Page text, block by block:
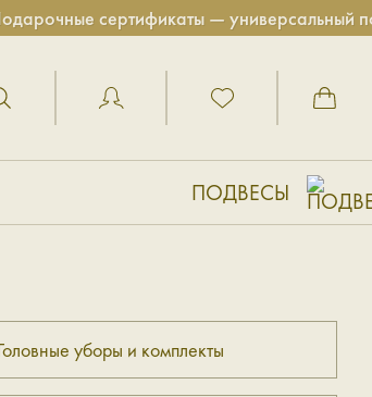
сертификаты — универсальный
ПОДВЕСЫ
уборы и комплекты